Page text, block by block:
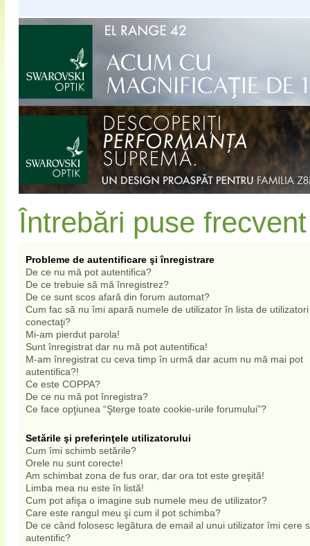
Întrebări puse frecvent
Probleme de autentificare şi înregistrare
De ce nu mă pot autentifica?
De ce trebuie să mă înregistrez?
De ce sunt scos afară din forum automat?
Cum fac să nu îmi apară numele de utilizator în lista de utilizatori
conectaţi?
Mi-am pierdut parola!
Sunt înregistrat dar nu mă pot autentifica!
M-am înregistrat cu ceva timp în urmă dar acum nu mă mai pot
autentifica?!
Ce este COPPA?
De ce nu mă pot înregistra?
Ce face opţiunea “Şterge toate cookie-urile forumului”?
Setările şi preferinţele utilizatorului
Cum îmi schimb setările?
Orele nu sunt corecte!
Am schimbat zona de fus orar, dar ora tot este greşită!
Limba mea nu este în listă!
Cum pot afişa o imagine sub numele meu de utilizator?
Care este rangul meu şi cum il pot schimba?
De ce când folosesc legătura de email al unui utilizator îmi cere
autentific?